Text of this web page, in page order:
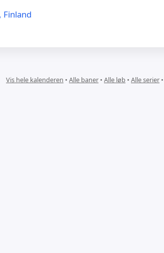
Finland
Vis hele kalenderen • Alle baner • Alle løb • Alle serier •